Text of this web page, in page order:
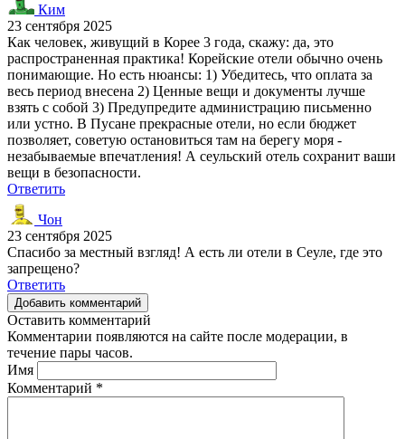
Ким
23 сентября 2025
Как человек, живущий в Корее 3 года, скажу: да, это
распространенная практика! Корейские отели обычно очень
понимающие. Но есть нюансы: 1) Убедитесь, что оплата за
весь период внесена 2) Ценные вещи и документы лучше
взять с собой 3) Предупредите администрацию письменно
или устно. В Пусане прекрасные отели, но если бюджет
позволяет, советую остановиться там на берегу моря -
незабываемые впечатления! А сеульский отель сохранит ваши
вещи в безопасности.
Ответить
Чон
23 сентября 2025
Спасибо за местный взгляд! А есть ли отели в Сеуле, где это
запрещено?
Ответить
Добавить комментарий
Оставить комментарий
Комментарии появляются на сайте после модерации, в
течение пары часов.
Имя
Комментарий *